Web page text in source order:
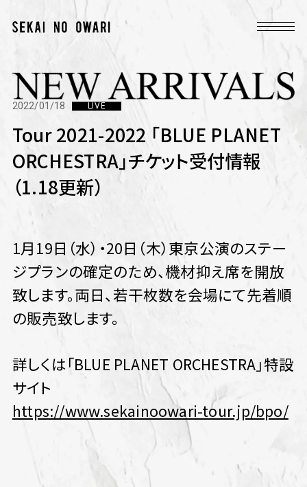
2022/01/18 LIVE
Tour 2021-2022 「BLUE PLANET
ORCHESTRA」チケット受付情報
（1.18更新）
1月19日（水）・20日（木）東京公演のステー
ジプランの確定のため、機材抑え席を開放
致します。両日、若干枚数を会場にて先着順
の販売致します。
詳しくは「BLUE PLANET ORCHESTRA」特設
サイト
https://www.sekainoowari-tour.jp/bpo/